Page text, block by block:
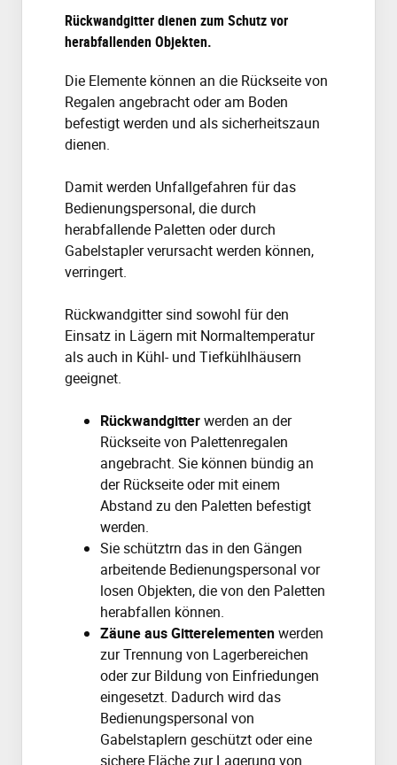
Rückwandgitter dienen zum Schutz vor
herabfallenden Objekten.
Die Elemente können an die Rückseite von
Regalen angebracht oder am Boden
befestigt werden und als sicherheitszaun
dienen.
Damit werden Unfallgefahren für das
Bedienungspersonal, die durch
herabfallende Paletten oder durch
Gabelstapler verursacht werden können,
verringert.
Rückwandgitter sind sowohl für den
Einsatz in Lägern mit Normaltemperatur
als auch in Kühl- und Tiefkühlhäusern
geeignet.
Rückwandgitterwerden an der
Rückseite von Palettenregalen
angebracht. Sie können bündig an
der Rückseite oder mit einem
Abstand zu den Paletten befestigt
werden.
Sie schütztrn das in den Gängen
arbeitende Bedienungspersonal vor
losen Objekten, die von den Paletten
herabfallen können.
Zäune aus Gitterelementenwerden
zur Trennung von Lagerbereichen
oder zur Bildung von Einfriedungen
eingesetzt. Dadurch wird das
Bedienungspersonal von
Gabelstaplern geschützt oder eine
sichere Fläche zur Lagerung von